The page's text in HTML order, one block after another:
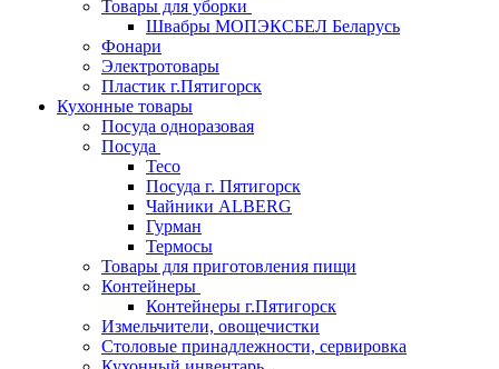
Товары для уборки
Швабры МОПЭКСБЕЛ Беларусь
Фонари
Электротовары
Пластик г.Пятигорск
Кухонные товары
Посуда одноразовая
Посуда
Teco
Посуда г. Пятигорск
Чайники ALBERG
Гурман
Термосы
Товары для приготовления пищи
Контейнеры
Контейнеры г.Пятигорск
Измельчители, овощечистки
Столовые принадлежности, сервировка